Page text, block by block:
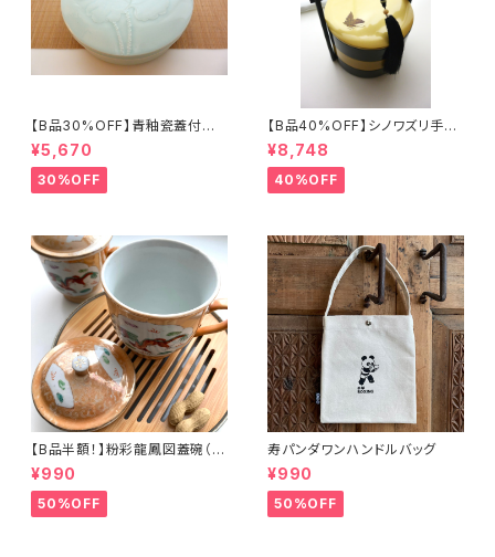
【B品30%OFF】青釉瓷蓋付盒
（蓮の実）
¥5,670
30%OFF
【B品40%OFF】シノワズリ手提
げ三段重「バタフライ」
¥8,748
40%OFF
【B品半額！】粉彩龍鳳図蓋碗（8
0年代景徳鎮デッドストック）
¥990
50%OFF
寿パンダワンハンドルバッグ
¥990
50%OFF